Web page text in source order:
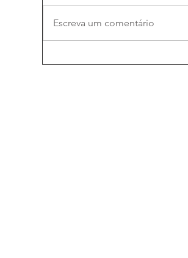
Escreva um comentário